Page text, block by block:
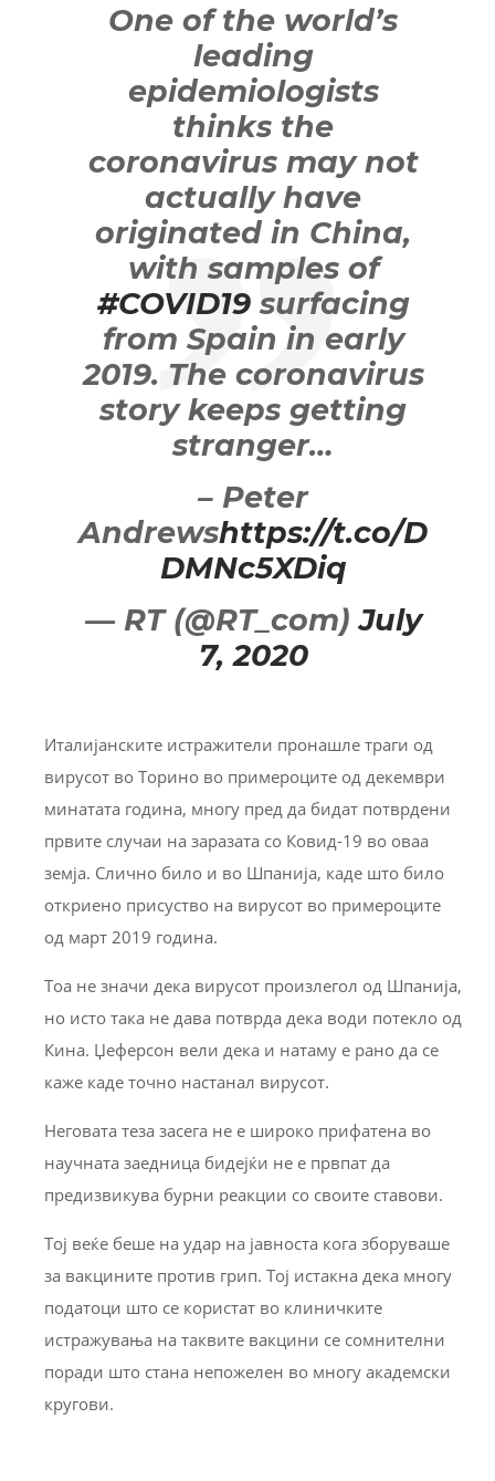
One of the world’s
leading
epidemiologists
thinks the
coronavirus may not
actually have
originated in China,
with samples of
#COVID19surfacing
from Spain in early
2019. The coronavirus
story keeps getting
stranger…
– Peter
Andrewshttps://t.co/D
DMNc5XDiq
— RT (@RT_com)July
7, 2020
Италијанските истражители пронашле траги од
вирусот во Торино во примероците од декември
минатата година, многу пред да бидат потврдени
првите случаи на заразата со Ковид-19 во оваа
земја. Слично било и во Шпанија, каде што било
откриено присуство на вирусот во примероците
од март 2019 година.
Тоа не значи дека вирусот произлегол од Шпанија,
но исто така не дава потврда дека води потекло од
Кина. Џеферсон вели дека и натаму е рано да се
каже каде точно настанал вирусот.
Неговата теза засега не е широко прифатена во
научната заедница бидејќи не е првпат да
предизвикува бурни реакции со своите ставови.
Тој веќе беше на удар на јавноста кога зборуваше
за вакцините против грип. Тој истакна дека многу
податоци што се користат во клиничките
истражувања на таквите вакцини се сомнителни
поради што стана непожелен во многу академски
кругови.